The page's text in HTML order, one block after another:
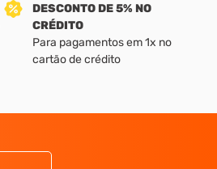
DESCONTO DE 5% NO
CRÉDITO
Para pagamentos em 1x no
cartão de crédito